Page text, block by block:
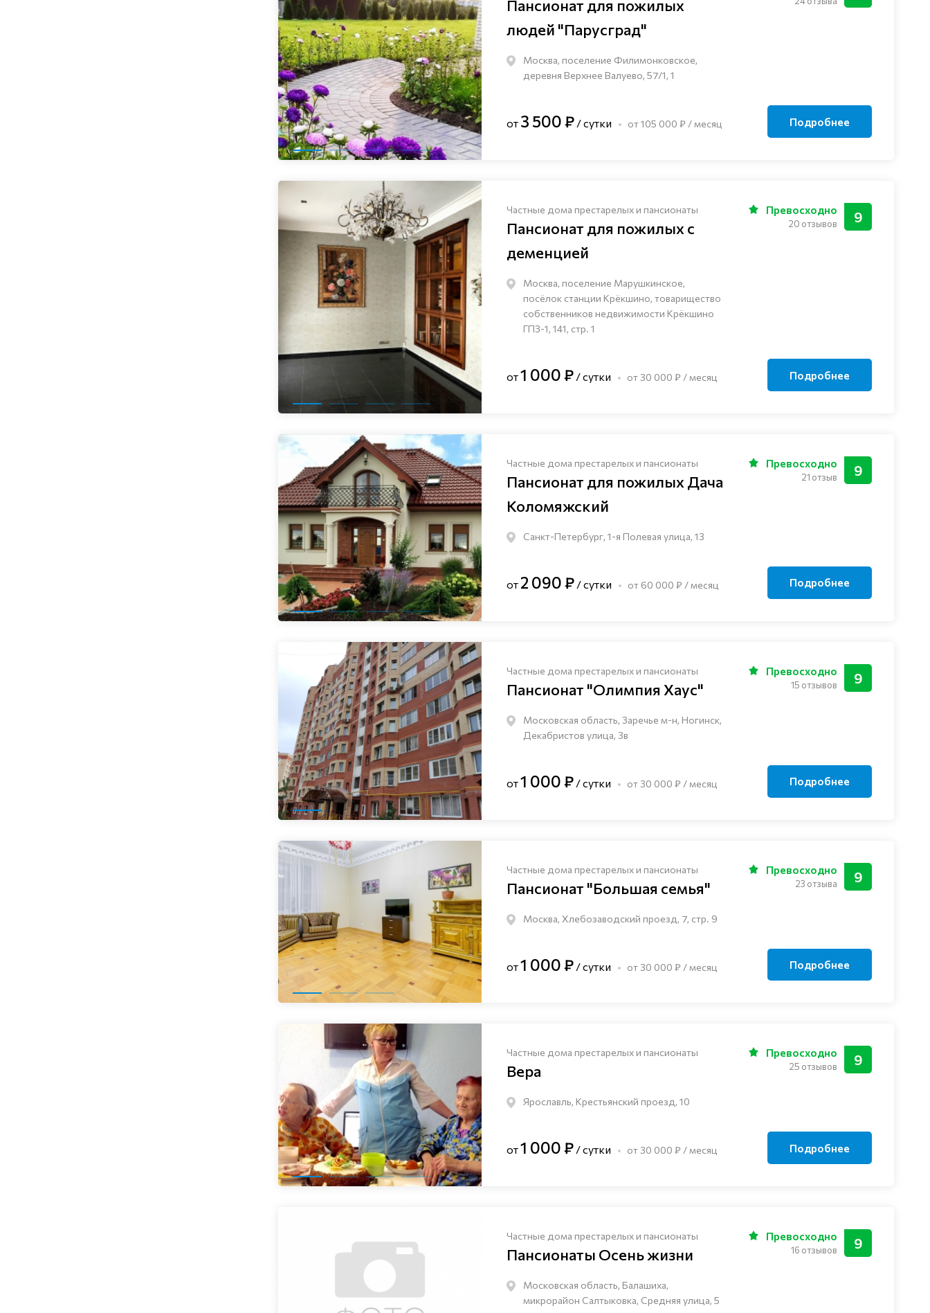
Пансионат для пожилых
людей "Парусград"
Москва, поселение Филимонковское,
деревня Верхнее Валуево, 57/1, 1
от 3 500 ₽ / сутки от 105 000 ₽ / месяц Подробнее
Частные дома престарелых и пансионаты
Пансионат для пожилых с
деменцией
Москва, поселение Марушкинское,
посёлок станции Крёкшино, товарищество
собственников недвижимости Крёкшино
ГПЗ-1, 141, стр. 1
9
Превосходно
20 отзывов
от1 000 ₽ / сутки от 30 000 ₽ / месяц Подробнее
Частные дома престарелых и пансионаты
Пансионат для пожилых Дача
Коломяжский
Санкт-Петербург, 1-я Полевая улица, 13
9
Превосходно
21 отзыв
от 2 090 ₽ / сутки от 60 000 ₽ / месяц Подробнее
Частные дома престарелых и пансионаты
Пансионат "Олимпия Хаус"
Московская область, Заречье м-н, Ногинск, ​
Декабристов улица, 3в
9
Превосходно
15 отзывов
от1 000 ₽ / сутки от 30 000 ₽ / месяц Подробнее
Частные дома престарелых и пансионаты
Пансионат "Большая семья"
Москва, Хлебозаводский проезд, 7, стр. 9
9
Превосходно
23 отзыва
от1 000 ₽ / сутки от 30 000 ₽ / месяц Подробнее
Частные дома престарелых и пансионаты
Вера
Ярославль, Крестьянский проезд, 10
9
Превосходно
25 отзывов
от1 000 ₽ / сутки от 30 000 ₽ / месяц Подробнее
Частные дома престарелых и пансионаты
Пансионаты Осень жизни
Московская область, Балашиха,
микрорайон Салтыковка, Средняя улица, 5
9
Превосходно
16 отзывов